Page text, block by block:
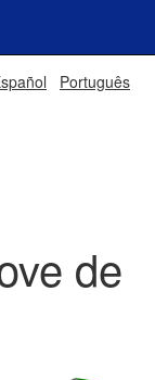
Português
de